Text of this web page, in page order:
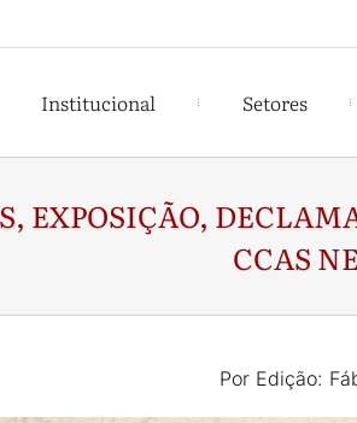
Institucional Setores
EXPOSIÇÃO,
CCAS
Por Edição: